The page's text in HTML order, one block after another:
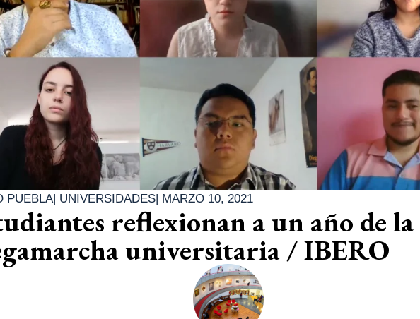
PUEBLA| UNIVERSIDADES MARZO 10, 2021
reflexionan a un año de la
universitaria / IBERO